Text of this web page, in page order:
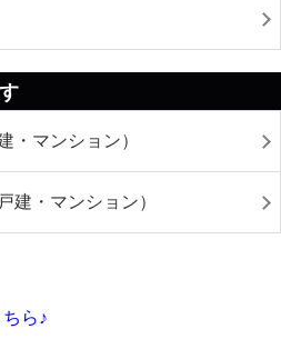
・マンション）
建・マンション）